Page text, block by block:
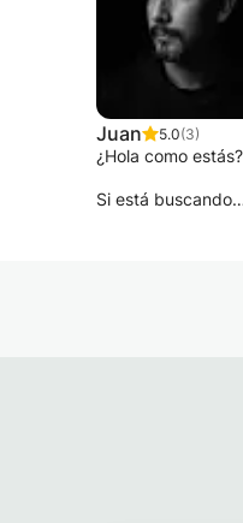
Juan 5.0(3)
¿Hola como estás?
Si está buscando
y las haré
para cada uno de